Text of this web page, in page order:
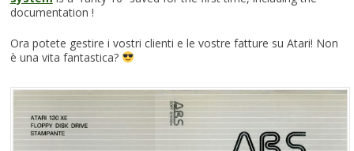
documentation !
Ora potete gestire i vostri clienti e le vostre fatture su Atari! Non
è una vita fantastica?